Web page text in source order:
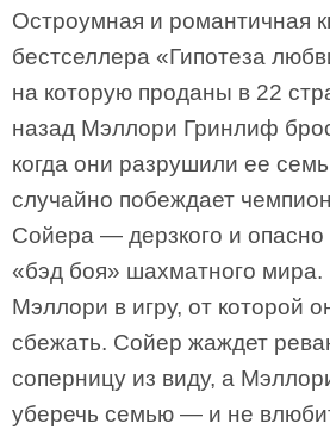
Остроумная и романтичная
бестселлера «Гипотеза
на которую проданы в 22
назад Мэллори Гринлиф
когда они разрушили ее
случайно побеждает
Сойера — дерзкого и опасно
«бэд боя» шахматного мира.
Мэллори в игру, от которой
сбежать. Сойер жаждет
соперницу из виду, а
уберечь семью — и не